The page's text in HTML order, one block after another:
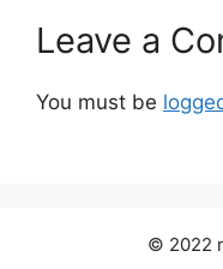
Leave a
You must be
© 2022